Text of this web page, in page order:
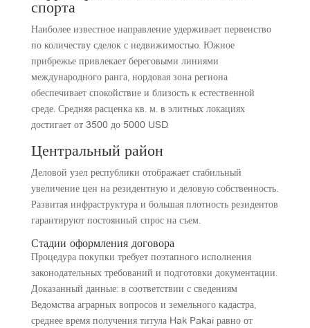
спорта
Наиболее известное направление удерживает первенство
по количеству сделок с недвижимостью. Южное
прибрежье привлекает береговыми линиями
международного ранга, нордовая зона региона
обеспечивает спокойствие и близость к естественной
среде. Средняя расценка кв. м. в элитных локациях
достигает от 3500 до 5000 USD.
Центральный район
Деловой узел республики отображает стабильный
увеличение цен на резидентную и деловую собственность.
Развитая инфраструктура и большая плотность резидентов
гарантируют постоянный спрос на съем.
Стадии оформления договора
Процедура покупки требует поэтапного исполнения
законодательных требований и подготовки документации.
Доказанный данные: в соответствии с сведениям
Ведомства аграрных вопросов и земельного кадастра,
среднее время получения титула Hak Pakai равно от